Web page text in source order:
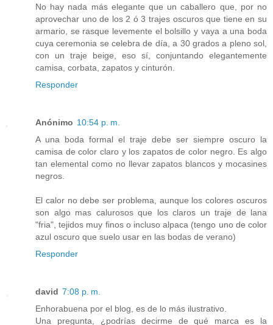
No hay nada más elegante que un caballero que, por no
aprovechar uno de los 2 ó 3 trajes oscuros que tiene en su
armario, se rasque levemente el bolsillo y vaya a una boda
cuya ceremonia se celebra de día, a 30 grados a pleno sol,
con un traje beige, eso sí, conjuntando elegantemente
camisa, corbata, zapatos y cinturón.
Responder
Anónimo 10:54 p. m.
A una boda formal el traje debe ser siempre oscuro la
camisa de color claro y los zapatos de color negro. Es algo
tan elemental como no llevar zapatos blancos y mocasines
negros.
El calor no debe ser problema, aunque los colores oscuros
son algo mas calurosos que los claros un traje de lana
"fria", tejidos muy finos o incluso alpaca (tengo uno de color
azul oscuro que suelo usar en las bodas de verano)
Responder
david 7:08 p. m.
Enhorabuena por el blog, es de lo más ilustrativo.
Una pregunta, ¿podrías decirme de qué marca es la